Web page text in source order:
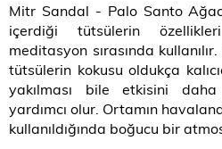
Mitr Sandal - Palo Santo
içerdiği tütsülerin
meditasyon sırasında
tütsülerin kokusu oldukça
yakılması bile etkisini
yardımcı olur. Ortamın
kullanıldığında boğucu bir